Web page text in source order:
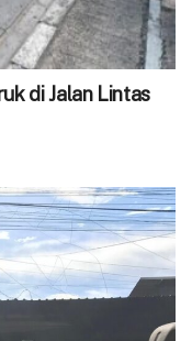
di Jalan Lintas